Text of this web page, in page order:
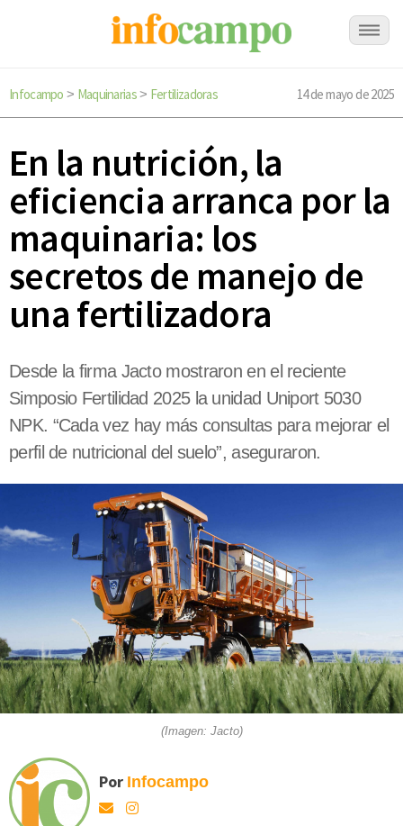
Infocampo > Maquinarias> Fertilizadoras 14 de mayo de 2025
En la nutrición, la
eficiencia arranca por la
maquinaria: los
secretos de manejo de
una fertilizadora
Desde la firma Jacto mostraron en el reciente
Simposio Fertilidad 2025 la unidad Uniport 5030
NPK. “Cada vez hay más consultas para mejorar el
perfil de nutricional del suelo”, aseguraron.
(Imagen: Jacto)
Por Infocampo